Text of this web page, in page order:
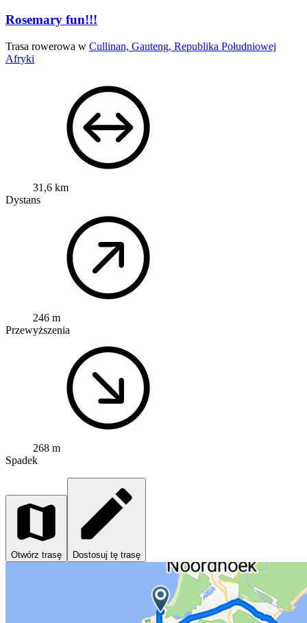
Rosemary fun!!!
Trasa rowerowa w Cullinan, Gauteng, Republika Południowej
Afryki
31,6 km
Dystans
246 m
Przewyższenia
268 m
Spadek
Otwórz trasę Dostosuj tę trasę